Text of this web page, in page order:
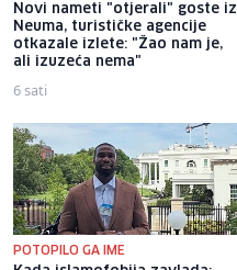
Novi nameti "otjerali" goste iz
Neuma, turističke agencije
otkazale izlete: "Žao nam je,
ali izuzeća nema"
6 sati
POTOPILO GA IME